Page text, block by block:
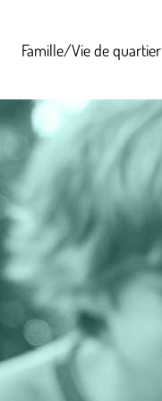
Famille/Vie de quartier